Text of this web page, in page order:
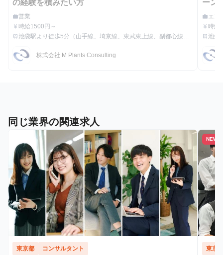
の経験を積みたい方
職種
work営業
給与
currency_yen 時給1500円～
最寄駅
train 池袋駅より徒歩5分（山手線、埼京線、東武東上線、副都心線
株式会社 M Plants Consulting
ーン
職種
workエン
給与
currency_yen 時給
り ＜実例＞ Hさん：入社時 3,500円 Kさん：入社時 3,000円 →
00
最寄駅
train池袋
同じ業界の関連求人
東京都 コンサルタント
NEW
東京